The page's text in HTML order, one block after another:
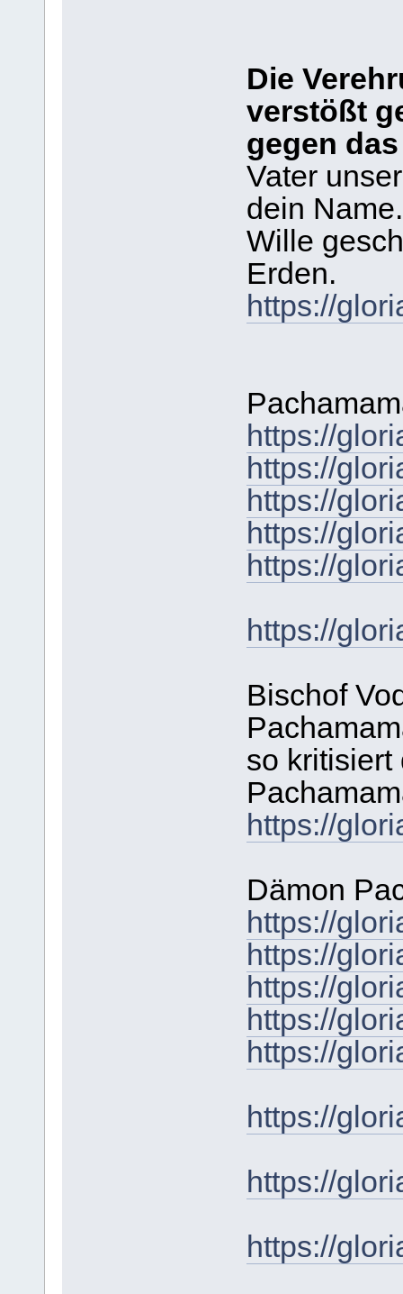
Die
verstößt
gegen
Vater
dein
Wille
Erden.
https://
https://
https://
https://
https://
https://
https://
Bischof
so kritisiert
https://
Dämon
https://
https://
https://
https://
https://
https://
https://
https://